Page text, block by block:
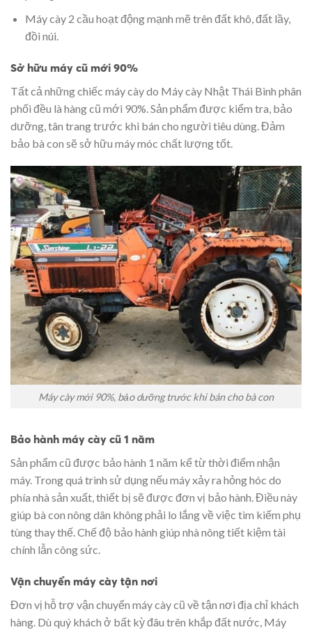
Máy cày 2 cầu hoạt động mạnh mẽ trên đất khô, đất lầy,
đồi núi.
Sở hữu máy cũ mới 90%
Tất cả những chiếc máy cày do Máy cày Nhật Thái Bình phân
phối đều là hàng cũ mới 90%. Sản phẩm được kiểm tra, bảo
dưỡng, tân trang trước khi bán cho người tiêu dùng. Đảm
bảo bà con sẽ sở hữu máy móc chất lượng tốt.
Máy cày mới 90%, bảo dưỡng trước khi bán cho bà con
Bảo hành máy cày cũ 1 năm
Sản phẩm cũ được bảo hành 1 năm kể từ thời điểm nhận
máy. Trong quá trình sử dụng nếu máy xảy ra hỏng hóc do
phía nhà sản xuất, thiết bị sẽ được đơn vị bảo hành. Điều này
giúp bà con nông dân không phải lo lắng về việc tìm kiếm phụ
tùng thay thế. Chế độ bảo hành giúp nhà nông tiết kiệm tài
chính lẫn công sức.
Vận chuyển máy cày tận nơi
Đơn vị hỗ trợ vận chuyển máy cày cũ về tận nơi địa chỉ khách
hàng. Dù quý khách ở bất kỳ đâu trên khắp đất nước, Máy